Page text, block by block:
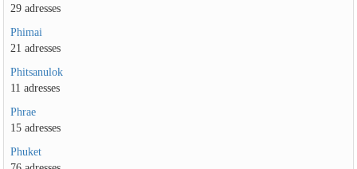
29 adresses
Phimai
21 adresses
Phitsanulok
11 adresses
Phrae
15 adresses
Phuket